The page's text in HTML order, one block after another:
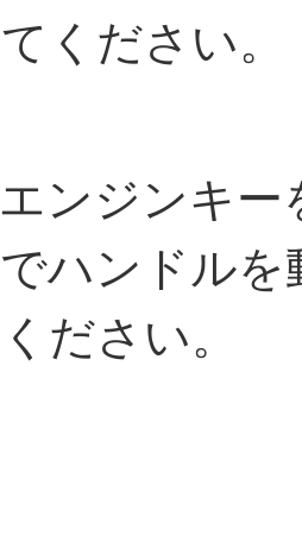
ください。
ンジンキ
ハンドル
ださい。